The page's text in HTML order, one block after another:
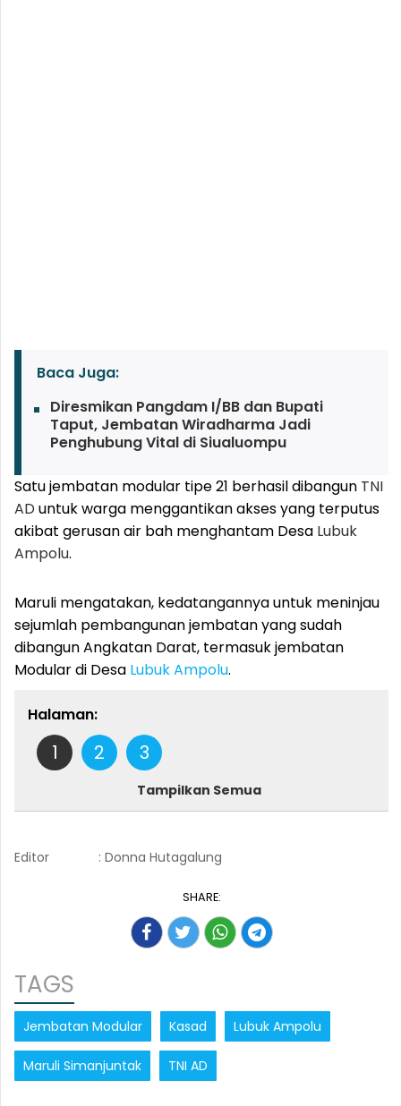
Baca Juga:
Diresmikan Pangdam I/BB dan Bupati
Taput, Jembatan Wiradharma Jadi
Penghubung Vital di Siualuompu
Satu jembatan modular tipe 21 berhasil dibangun TNI
AD untuk warga menggantikan akses yang terputus
akibat gerusan air bah menghantam Desa Lubuk
Ampolu.
Maruli mengatakan, kedatangannya untuk meninjau
sejumlah pembangunan jembatan yang sudah
dibangun Angkatan Darat, termasuk jembatan
Modular di Desa Lubuk Ampolu.
Halaman:
1 2 3
Tampilkan Semua
Editor : Donna Hutagalung
SHARE:
TAGS
Jembatan Modular Kasad Lubuk Ampolu
Maruli Simanjuntak TNI AD